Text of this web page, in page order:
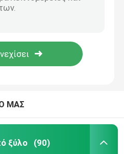
καπλαμάς
κοπής
ΜΑΣ
ξύλο (90)